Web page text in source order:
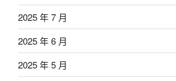
2025 年 7 月
2025 年 6 月
2025 年 5 月